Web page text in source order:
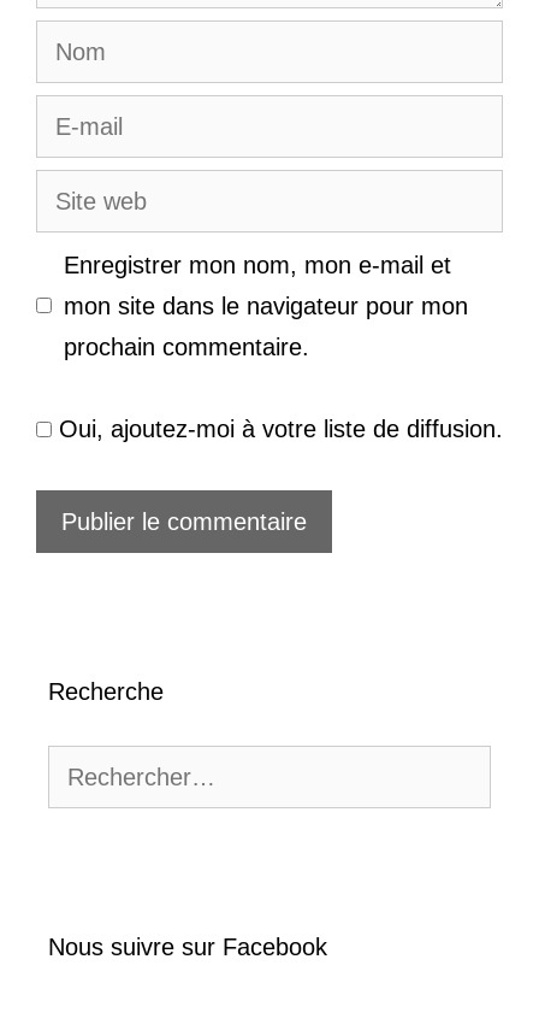
Nom
E-
mail
Site
web
Enregistrer mon nom, mon e-mail et
mon site dans le navigateur pour mon
prochain commentaire.
Oui, ajoutez-moi à votre liste de diffusion.
Recherche
Nous suivre sur Facebook